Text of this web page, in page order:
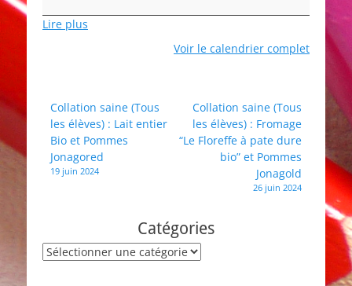
Jungle
C8,
C11,
C13,
C15
Lire plus
Voir le calendrier complet
Navigation
de
l’article
Collation saine (Tous
les élèves) : Lait entier
Bio et Pommes
Jonagored
19 juin 2024
Collation saine (Tous
les élèves) : Fromage
“Le Floreffe à pate dure
bio” et Pommes
Jonagold
26 juin 2024
Catégories
Catégories